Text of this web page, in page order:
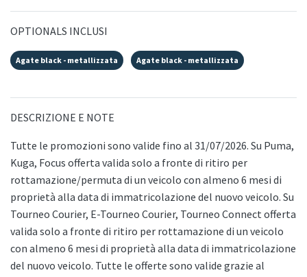
OPTIONALS INCLUSI
Agate black - metallizzata Agate black - metallizzata
DESCRIZIONE E NOTE
Tutte le promozioni sono valide fino al 31/07/2026. Su Puma,
Kuga, Focus offerta valida solo a fronte di ritiro per
rottamazione/permuta di un veicolo con almeno 6 mesi di
proprietà alla data di immatricolazione del nuovo veicolo. Su
Tourneo Courier, E-Tourneo Courier, Tourneo Connect offerta
valida solo a fronte di ritiro per rottamazione di un veicolo
con almeno 6 mesi di proprietà alla data di immatricolazione
del nuovo veicolo. Tutte le offerte sono valide grazie al